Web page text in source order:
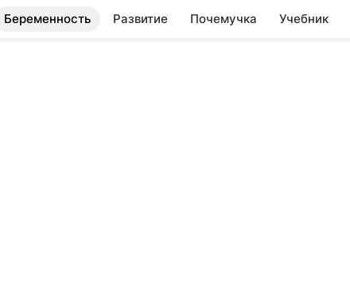
Беременность Развитие Почемучка Учебник